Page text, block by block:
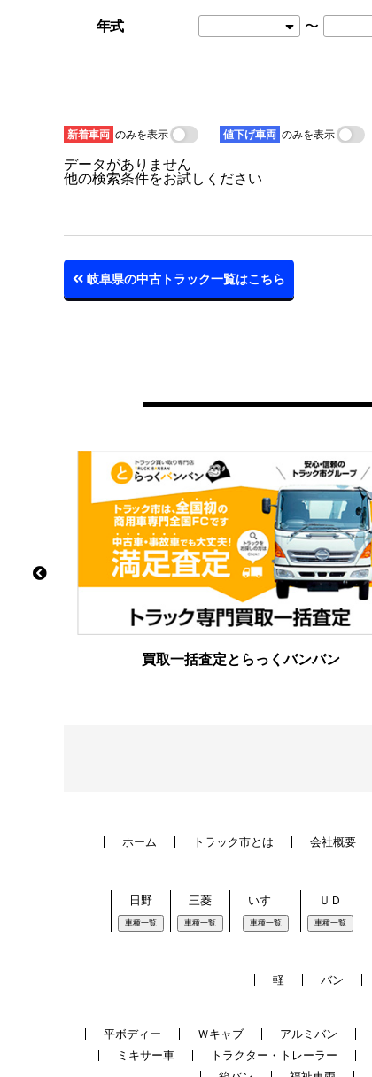
年式 〜
新着車両 のみを表示 値下げ車両 のみを表示
データがありません
他の検索条件をお試しください
岐阜県の中古トラック一覧はこちら
買取一括査定とらっくバンバン
ホーム トラック市とは 会社概要
日野
車種一覧
三菱
車種一覧
いすゞ
車種一覧
ＵＤ
車種一覧
軽
バン
平ボディー
Ｗキャブ アルミバン
ミキサー車
トラクター・トレーラー